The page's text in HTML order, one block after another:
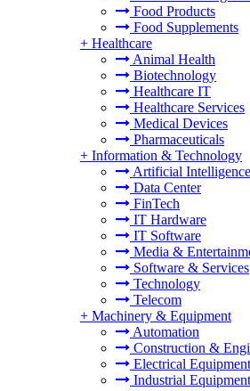
Food Products
Food Supplements
+ Healthcare
Animal Health
Biotechnology
Healthcare IT
Healthcare Services
Medical Devices
Pharmaceuticals
+ Information & Technology
Artificial Intelligence
Data Center
FinTech
IT Hardware
IT Software
Media &
Software & Services
Technology
Telecom
+ Machinery & Equipment
Automation
Construction &
Electrical
Industrial Equipment